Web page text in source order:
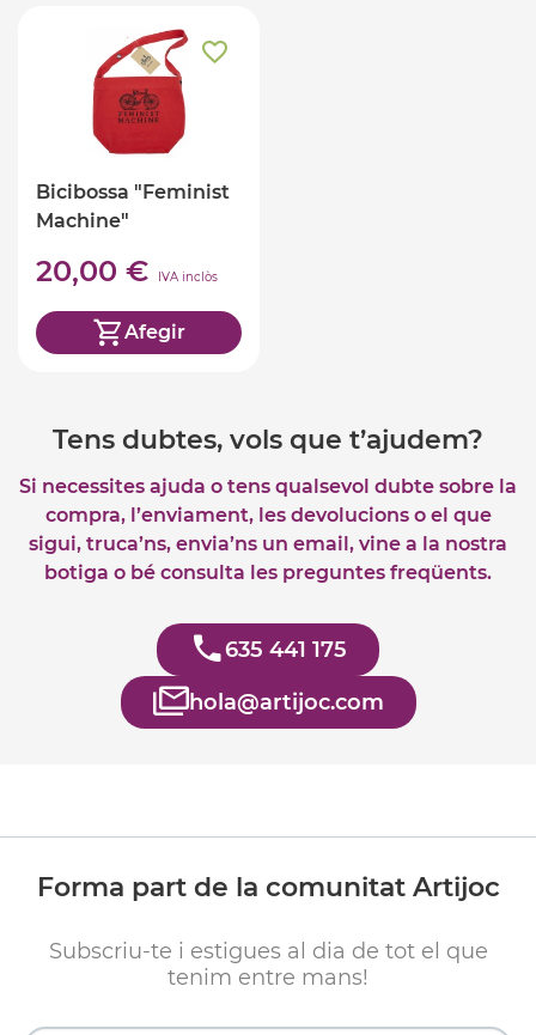
Bicibossa "Feminist
Machine"
20,00 € IVA inclòs
Afegir
Tens dubtes, vols que t’ajudem?
Si necessites ajuda o tens qualsevol dubte sobre la
compra, l’enviament, les devolucions o el que
sigui, truca’ns, envia’ns un email, vine a la nostra
botiga o bé consulta les preguntes freqüents.
635 441 175
hola@artijoc.com
Forma part de la comunitat Artijoc
Subscriu-te i estigues al dia de tot el que
tenim entre mans!